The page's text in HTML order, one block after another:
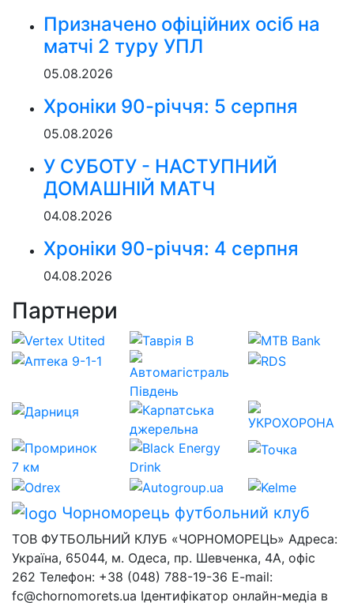
Призначено офіційних осіб на
матчі 2 туру УПЛ
05.08.2026
Хроніки 90-річчя: 5 серпня
05.08.2026
У СУБОТУ - НАСТУПНИЙ
ДОМАШНІЙ МАТЧ
04.08.2026
Хроніки 90-річчя: 4 серпня
04.08.2026
Партнери
Чорноморець футбольний клуб
ТОВ ФУТБОЛЬНИЙ КЛУБ «ЧОРНОМОРЕЦЬ» Адреса:
Україна, 65044, м. Одеса, пр. Шевченка, 4А, офіс
262 Телефон: +38 (048) 788-19-36 E-mail:
fc@chornomorets.ua Ідентифікатор онлайн-медіа в